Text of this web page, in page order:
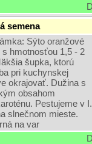
semena
Sýto oranžové
s hmotnosťou 1,5 - 2
šupka, ktorú
pri kuchynskej
okrajovať. Dužina s
obsahom
Pestujeme v I.
slnečnom mieste.
na var